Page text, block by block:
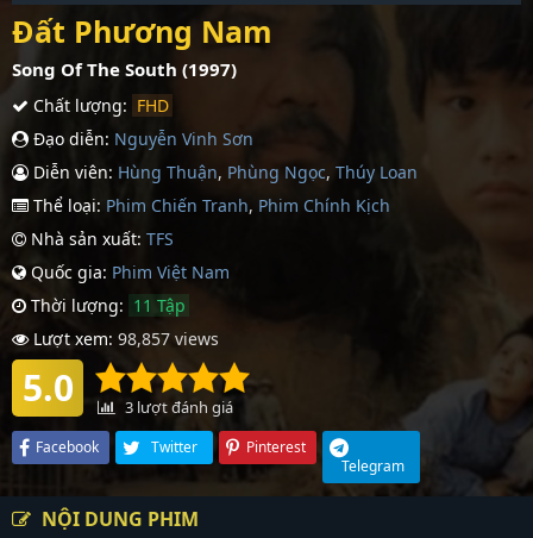
Đất Phương Nam
Song Of The South (1997)
Chất lượng: FHD
Đạo diễn: Nguyễn Vinh Sơn
Diễn viên: Hùng Thuận, Phùng Ngọc, Thúy Loan
Thể loại: Phim Chiến Tranh, Phim Chính Kịch
Nhà sản xuất: TFS
Quốc gia: Phim Việt Nam
Thời lượng: 11 Tập
Lượt xem: 98,857 views
5.0 3 lượt đánh giá
Facebook Twitter
Pinterest
Telegram
NỘI DUNG PHIM